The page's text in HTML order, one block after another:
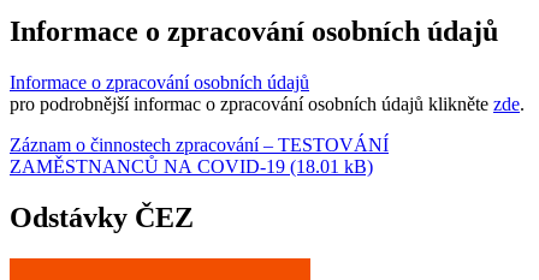
Informace o zpracování osobních údajů
Informace o zpracování osobních údajů
pro podrobnější informac o zpracování osobních údajů klikněte zde.
Záznam o činnostech zpracování – TESTOVÁNÍ
ZAMĚSTNANCŮ NA COVID-19 (18.01 kB)
Odstávky ČEZ